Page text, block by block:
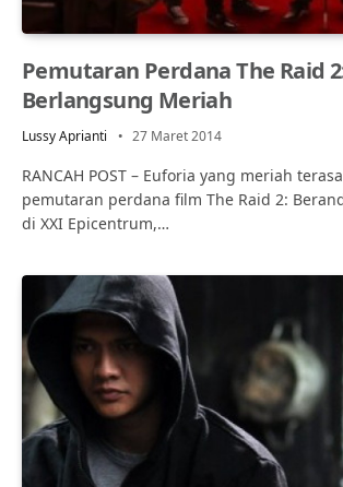
Pemutaran Perdana The Raid
Berlangsung Meriah
Lussy Aprianti 27 Maret 2014
RANCAH POST – Euforia yang meriah
pemutaran perdana film The Raid 2:
di XXI Epicentrum,…